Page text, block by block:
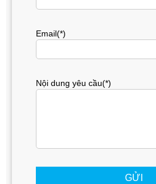
Email(*)
Nội dung yêu cầu(*)
GỬI